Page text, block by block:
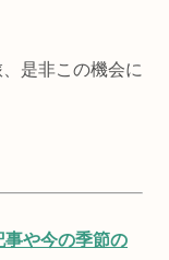
是非この機会に
事や今の季節の